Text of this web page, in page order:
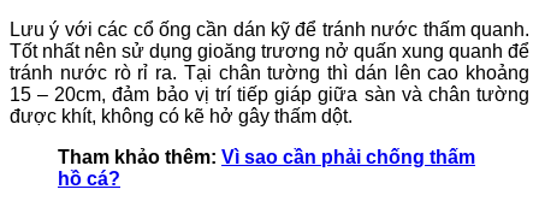
Lưu ý với các cổ ống cần dán kỹ để tránh nước thấm quanh.
Tốt nhất nên sử dụng gioăng trương nở quấn xung quanh để
tránh nước rò rỉ ra. Tại chân tường thì dán lên cao khoảng
15 – 20cm, đảm bảo vị trí tiếp giáp giữa sàn và chân tường
được khít, không có kẽ hở gây thấm dột.
Tham khảo thêm: Vì sao cần phải chống thấm
hồ cá?